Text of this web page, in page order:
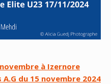
à Izernore
du 15 novembre 2024